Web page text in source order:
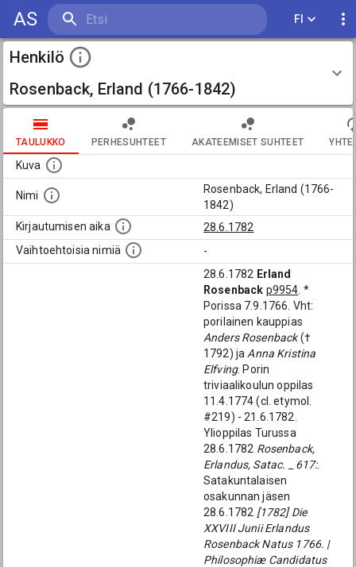
AS FI
Henkilö
Rosenback, Erland (1766-1842)
TAULUKKO PERHESUHTEET AKATEEMISET SUHTEET
Kuva
Nimi
Rosenback, Erland (1766-
1842)
Kirjautumisen aika
28.6.1782
Vaihtoehtoisia nimiä
-
28.6.1782 Erland
Rosenback p9954 . *
Porissa 7.9.1766. Vht:
porilainen kauppias
Anders Rosenback(†
1792) ja Anna Kristina
Elfving. Porin
triviaalikoulun oppilas
11.4.1774 (cl. etymol.
#219) - 21.6.1782.
Ylioppilas Turussa
28.6.1782 Rosenback,
Erlandus, Satac. _ 617:.
Satakuntalaisen
osakunnan jäsen
28.6.1782 [1782] Die
XXVIII Junii Erlandus
Rosenback Natus 1766. |
Philosophiæ Candidatus